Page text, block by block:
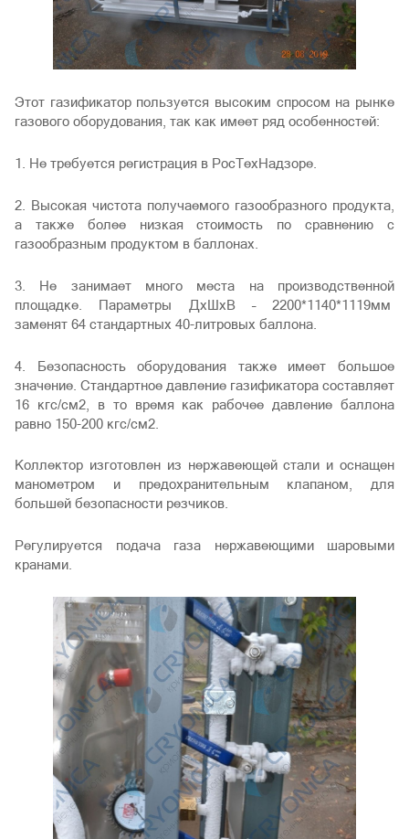
Этот газификатор пользуется высоким спросом на рынке
газового оборудования, так как имеет ряд особенностей:
1. Не требуется регистрация в РосТехНадзоре.
2. Высокая чистота получаемого газообразного продукта,
а также более низкая стоимость по сравнению с
газообразным продуктом в баллонах.
3. Не занимает много места на производственной
площадке. Параметры ДхШхВ – 2200*1140*1119мм
заменят 64 стандартных 40-литровых баллона.
4. Безопасность оборудования также имеет большое
значение. Стандартное давление газификатора составляет
16 кгс/см2, в то время как рабочее давление баллона
равно 150-200 кгс/см2.
Коллектор изготовлен из нержавеющей стали и оснащен
манометром и предохранительным клапаном, для
большей безопасности резчиков.
Регулируется подача газа нержавеющими шаровыми
кранами.